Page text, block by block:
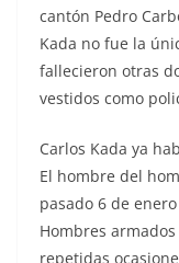
cantón Pedro
Kada no fue la
fallecieron otras
vestidos como
Carlos Kada ya
El hombre del
pasado 6 de
Hombres
repetidas